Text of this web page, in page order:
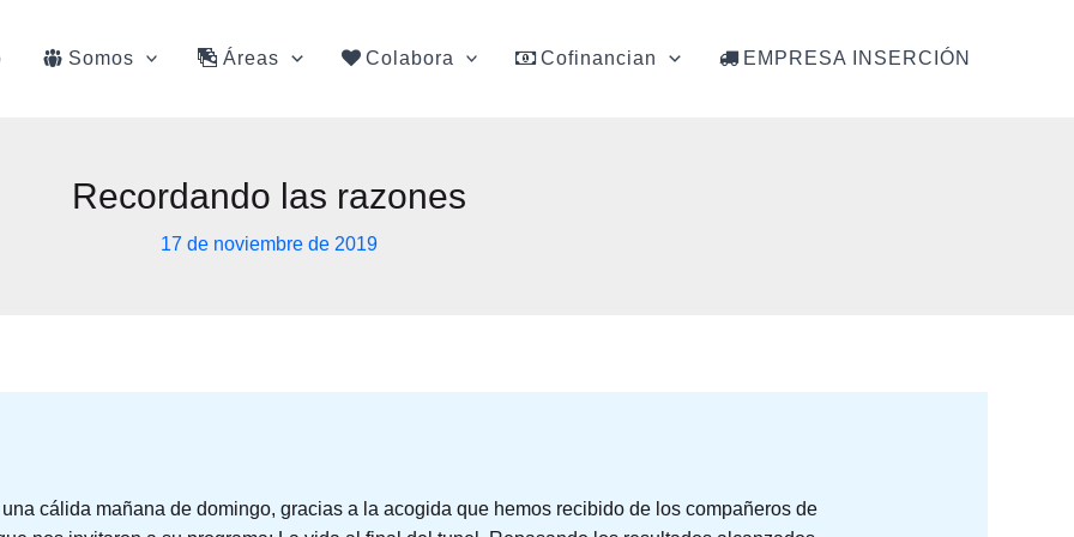
Somos Áreas Colabora Cofinancian EMPRESA INSERCIÓN
Recordando las razones
17 de noviembre de 2019
cálida mañana de domingo, gracias a la acogida que hemos recibido de los compañeros de